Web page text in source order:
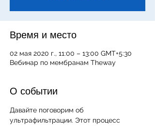
Время и место
02 мая 2020 г., 11:00 – 13:00 GMT+5:30
Вебинар по мембранам Theway
О событии
Давайте поговорим об
ультрафильтрации. Этот процесс